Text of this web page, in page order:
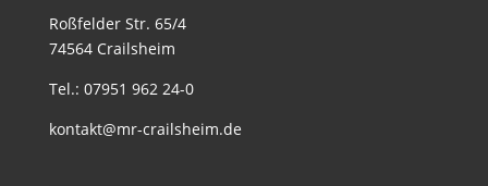
Roßfelder Str. 65/4
74564 Crailsheim
Tel.: 07951 962 24-0
kontakt@mr-crailsheim.de